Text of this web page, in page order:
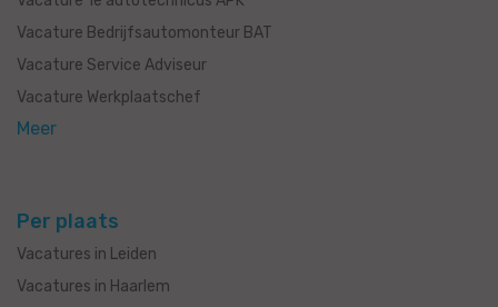
Vacature Bedrijfsautomonteur BAT
Vacature Service Adviseur
Vacature Werkplaatschef
Meer
Per plaats
Vacatures in Leiden
Vacatures in Haarlem